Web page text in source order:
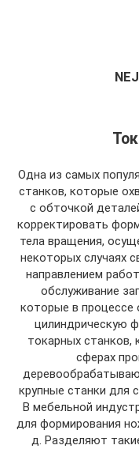
Одна из самых
станков, которые
с обточкой
корректировать
тела вращения,
некоторых случаях
направлением
обслуживание
которые в процессе
цилиндрическую
токарных станков,
сферах
крупные станки для
В мебельной
для формирования
д. Разделяют